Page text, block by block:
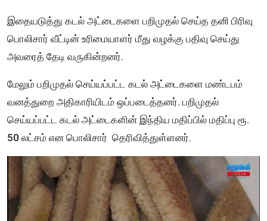
இதையடுத்து கடல் அட்டைகளை பறிமுதல் செய்த தனி பிரிவு
பொலிசார் வீட்டின் உரிமையாளர் மீது வழக்கு பதிவு செய்து
அவரைத் தேடி வருகின்றனர்.
மேலும் பறிமுதல் செய்யப்பட்ட கடல் அட்டைகளை மண்டபம்
வனத்துறை அதிகாரியிடம் ஒப்படைத்தனர். பறிமுதல்
செய்யப்பட்ட கடல் அட்டைகளின் இந்திய மதிப்பில் மதிப்பு ரூ.
50 லட்சம் என பொலிசார் தெரிவித்துள்ளனர்.